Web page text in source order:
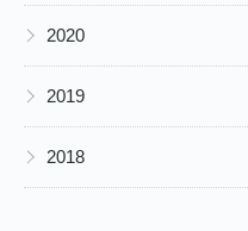
▶ 2020
▶ 2019
▶ 2018